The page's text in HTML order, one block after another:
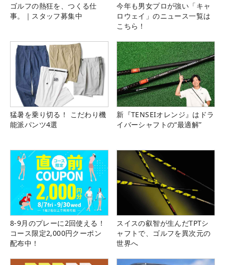
ゴルフの熱狂を、つくる仕
事。｜スタッフ募集中
今年も男女プロが強い「キャ
ロウェイ」のニュース一覧は
こちら！
猛暑を乗り切る！ こだわり機
能派パンツ4選
新『TENSEIオレンジ』はドラ
イバーシャフトの“最適解”
8-9月のプレーに2回使える！
コース限定2,000円クーポン
配布中！
スイスの叡智が生んだTPTシ
ャフトで、ゴルフを異次元の
世界へ